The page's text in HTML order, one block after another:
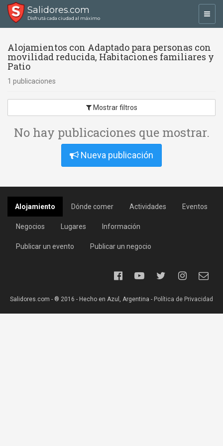
Salidores.com
Disfrutá cada ciudad al máximo
Alojamientos con Adaptado para personas con
movilidad reducida, Habitaciones familiares y
Patio
1 publicaciones
Mostrar filtros
No hay publicaciones que mostrar.
Nueva publicación
Alojamiento Dónde comer Actividades Eventos
Negocios Lugares Información
Publicar un evento Publicar un negocio
Salidores.com - ® 2016 - Hecho en Azul, Argentina - Política de Privacidad